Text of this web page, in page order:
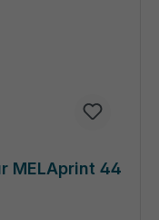
MELAprint 44